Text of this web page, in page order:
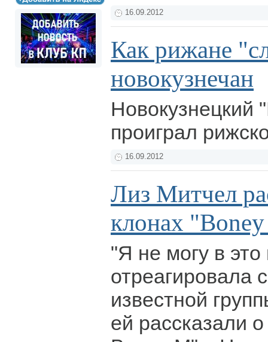
16.09.2012
Как рижане
новокузнечан
Новокузнецкий
проиграл
16.09.2012
Лиз Митчел
клонах
"Я не могу в
отреагировала
известной
ей рассказали